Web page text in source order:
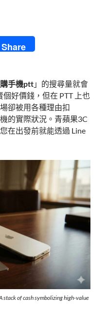
Share
手機ptt 」的搜尋量就會
好價錢，但在 PTT 上也
卻被用各種理由扣
的實際狀況。青蘋果3C
在出發前就能透過 Line
of cash symbolizing high-value